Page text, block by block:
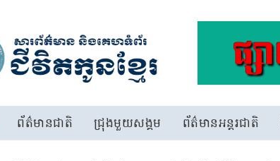
ព័ត៌មានជាតិ ជ្រុងមួយសង្គម ព័ត៌មានអន្តរជាតិ